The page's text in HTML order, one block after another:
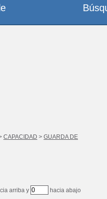
CAPACIDAD > GUARDA DE
arriba y hacia abajo